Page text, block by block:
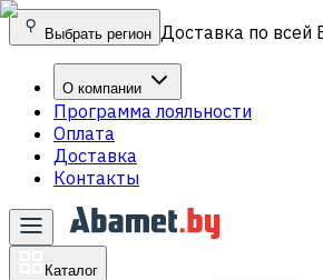
Выбрать регион Доставка по всей
О компании
Программа лояльности
Оплата
Доставка
Контакты
Каталог